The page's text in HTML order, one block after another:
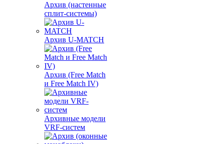
Архив (настенные
сплит-системы)
Архив U-MATCH
Архив (Free Match
и Free Match IV)
Архивные модели
VRF-систем